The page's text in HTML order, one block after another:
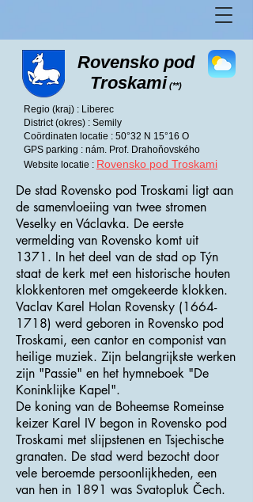
Rovensko pod
Troskami (**)
Regio (kraj) : Liberec
District (okres) : Semily
Coördinaten locatie : 50°32 N 15°16 O
GPS parking : nám. Prof. Drahoňovského
Website locatie : Rovensko pod Troskami
De stad Rovensko pod Troskami ligt aan
de samenvloeiing van twee stromen
Veselky en Václavka. De eerste
vermelding van Rovensko komt uit
1371. In het deel van de stad op Týn
staat de kerk met een historische houten
klokkentoren met omgekeerde klokken.
Vaclav Karel Holan Rovensky (1664-
1718) werd geboren in Rovensko pod
Troskami, een cantor en componist van
heilige muziek. Zijn belangrijkste werken
zijn "Passie" en het hymneboek "De
Koninklijke Kapel".
De koning van de Boheemse Romeinse
keizer Karel IV begon in Rovensko pod
Troskami met slijpstenen en Tsjechische
granaten. De stad werd bezocht door
vele beroemde persoonlijkheden, een
van hen in 1891 was Svatopluk Čech.